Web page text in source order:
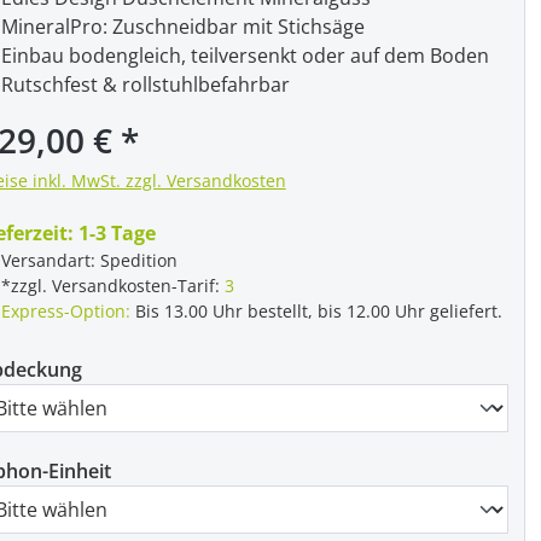
Preis:
€
inkl. MwSt. zzgl. Versandkosten
1-3 Tage
Versandart: Spedition
*zzgl. Versandkosten-Tarif:3
Express-Option: Bis 13.00 Uhr bestellt, bis 12.00 Uhr geliefert.
MineralPro: Zuschneidbar mit Stichsäge
Einbau bodengleich, teilversenkt oder auf dem Boden
Rutschfest & rollstuhlbefahrbar
Einheit